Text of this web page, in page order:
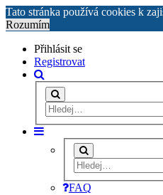
Tato stránka používá cookies k
Rozumím
Přihlásit se
Registrovat
FAQ